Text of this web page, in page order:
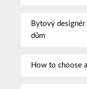
Bytový
dům
How to choose